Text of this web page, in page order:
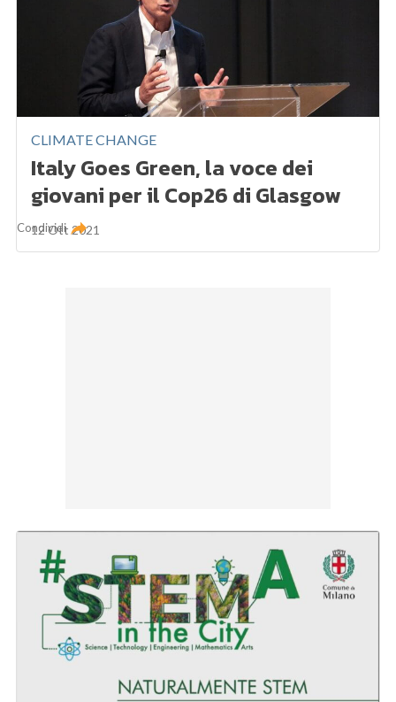
CLIMATE CHANGE
Italy Goes Green, la voce dei
giovani per il Cop26 di Glasgow
12 Ott 2021
Condividi